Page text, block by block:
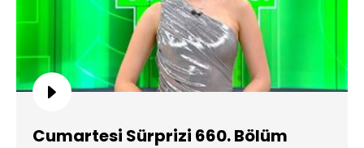
Cumartesi Sürprizi 660. Bölüm